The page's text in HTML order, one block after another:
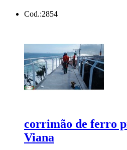
Cod.:2854
corrimão de ferro
Viana